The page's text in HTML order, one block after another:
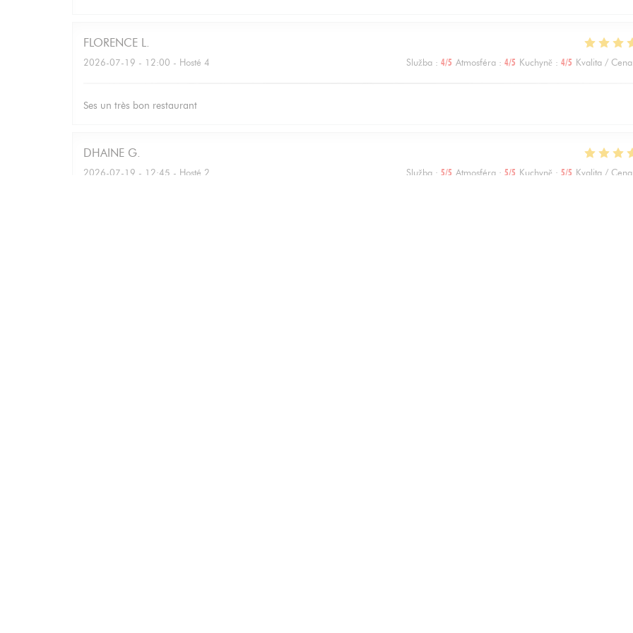
FLORENCE L
2026-07-19 - 12:00 - Hosté 4 Služba : 4/5 Atmosféra : 4/5 Kuchyně : 4/5 Kvalita / Cena
Ses un très bon restaurant
DHAINE G
2026-07-19 - 12:45 - Hosté 2 Služba : 5/5 Atmosféra : 5/5 Kuchyně : 5/5 Kvalita / Cena